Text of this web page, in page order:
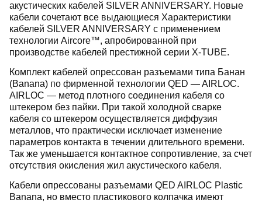
акустических кабелей SILVER ANNIVERSARY. Новые
кабели сочетают все выдающиеся Характеристики
кабелей SILVER ANNIVERSARY с применением
технологии Aircore™, апробированной при
производстве кабелей престижной серии X-TUBE.
Комплект кабелей опрессован разъемами типа Банан
(Banana) по фирменной технологии QED — AIRLOC.
AIRLOC — метод плотного соединения кабеля со
штекером без пайки. При такой холодной сварке
кабеля со штекером осуществляется диффузия
металлов, что практически исключает изменение
параметров контакта в течении длительного времени.
Так же уменьшается контактное сопротивление, за счет
отсутствия окисления жил акустического кабеля.
Кабели опрессованы разъемами QED AIRLOC Plastic
Banana, но вместо пластикового колпачка имеют